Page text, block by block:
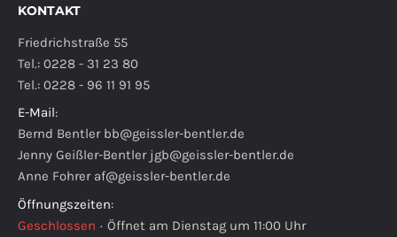
KONTAKT
Friedrichstraße 55
Tel.: 0228 - 31 23 80
Tel.: 0228 - 96 11 91 95
E-Mail:
Bernd Bentler bb@geissler-bentler.de
Jenny Geißler-Bentler jgb@geissler-bentler.de
Anne Fohrer af@geissler-bentler.de
Öffnungszeiten:
Geschlossen · Öffnet am Dienstag um 11:00 Uhr